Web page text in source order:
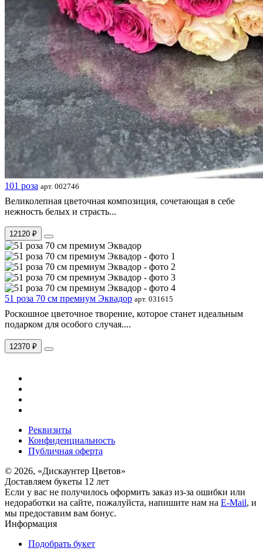
101 роза арт. 002746
Великолепная цветочная композиция, сочетающая в себе
нежность белых и страсть...
12120 ₽
51 роза 70 см премиум Эквадор арт. 031615
Роскошное цветочное творение, которое станет идеальным
подарком для особого случая....
12370 ₽
Реквизиты
Конфиденциальность
Публичная оферта
© 2026, «Дискаунтер Цветов»
Доставляем букеты 12 лет
Если у вас не получилось оформить заказ из-за ошибки или
недоработки на сайте, пожалуйста, напишите нам на E-Mail, и
мы предоставим вам бонус.
Информация
Подобрать букет